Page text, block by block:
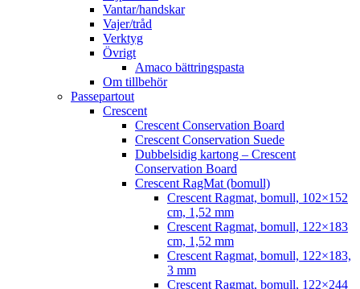
Vantar/handskar
Vajer/tråd
Verktyg
Övrigt
Amaco bättringspasta
Om tillbehör
Passepartout
Crescent
Crescent Conservation Board
Crescent Conservation Suede
Dubbelsidig kartong – Crescent
Conservation Board
Crescent RagMat (bomull)
Crescent Ragmat, bomull, 102×152
cm, 1,52 mm
Crescent Ragmat, bomull, 122×183
cm, 1,52 mm
Crescent Ragmat, bomull, 122×183,
3 mm
Crescent Ragmat, bomull, 122×244